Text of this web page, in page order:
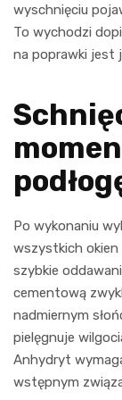
wyschnięciu
To wychodzi
na poprawki jest
Po wykonaniu
wszystkich
szybkie
cementową
nadmiernym
pielęgnuje
Anhydryt
wstępnym